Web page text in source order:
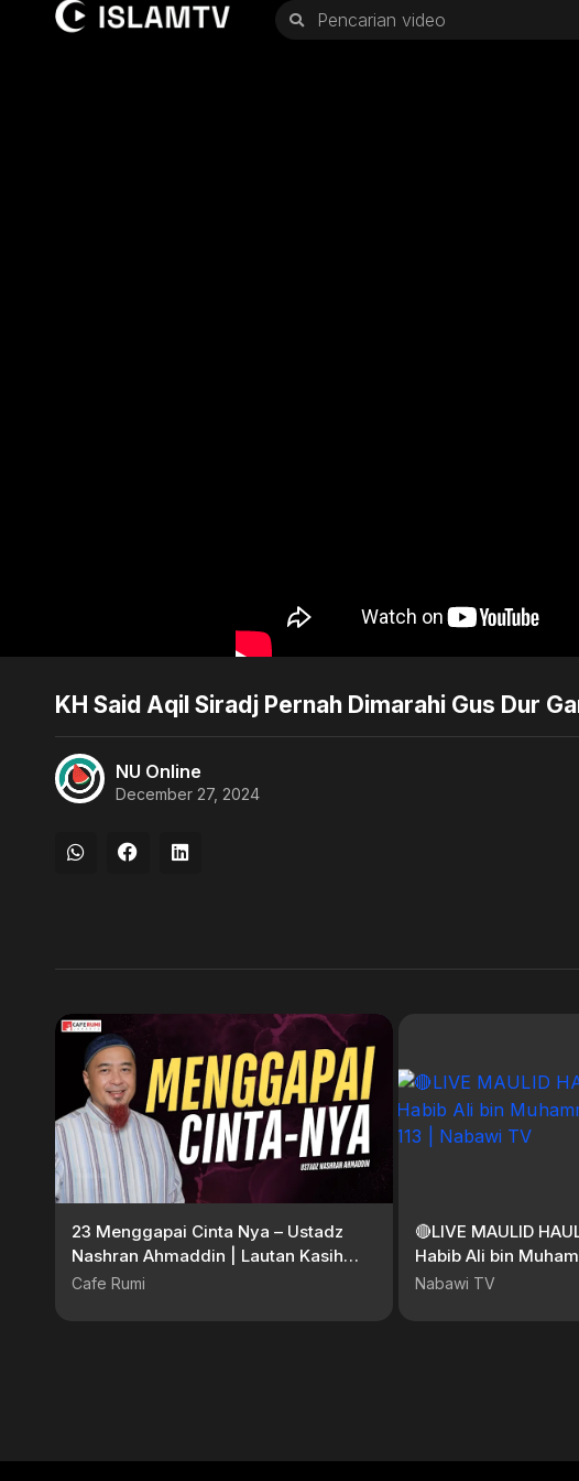
KH Said Aqil Siradj Pernah Dimarahi Gus Dur
NU Online
December 27, 2024
23 Menggapai Cinta Nya – Ustadz
Nashran Ahmaddin | Lautan Kasih
Sayang #Serial Ramadan
Cafe Rumi
🔴LIVE MAULID
Habib Ali bin
113 | Nabawi TV
Nabawi TV